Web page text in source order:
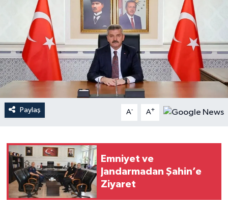
Paylaş A- A+
Emniyet ve
Jandarmadan Şahin’e
Ziyaret